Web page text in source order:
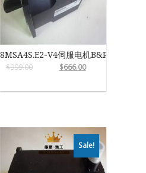
8MSA4S.E2-V4伺服电机B&R
$999.00 $666.00
Sale!